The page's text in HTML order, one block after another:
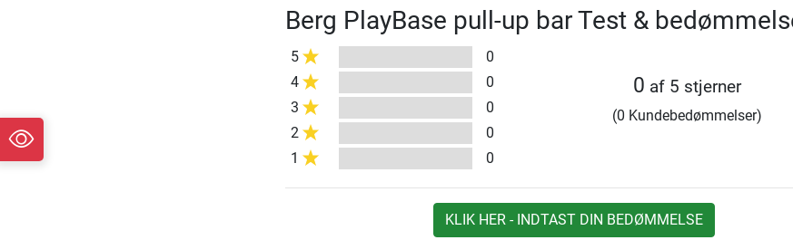
Berg PlayBase pull-up bar Test &
5
0
4
0
3
0
2
0
1
0
0 af 5 stjerner
(0 Kundebedømmelser)
KLIK HER - INDTAST DIN BEDØMMELSE